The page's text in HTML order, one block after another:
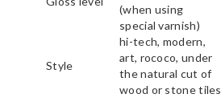
(when using
special varnish)
Style
hi-tech, modern,
art, rococo, under
the natural cut of
wood or stone tiles